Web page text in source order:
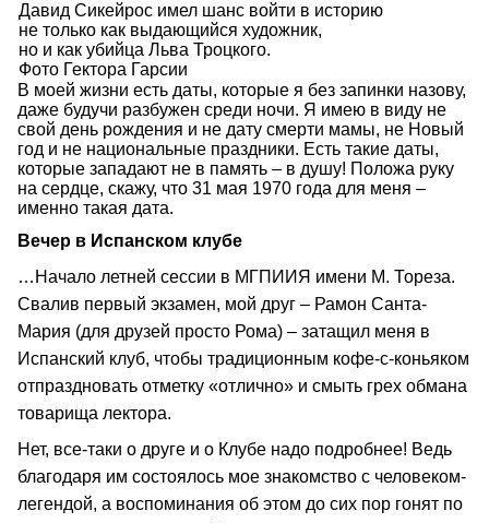
Давид Сикейрос имел шанс войти в историю
не только как выдающийся художник,
но и как убийца Льва Троцкого.
Фото Гектора Гарсии
В моей жизни есть даты, которые я без запинки назову,
даже будучи разбужен среди ночи. Я имею в виду не
свой день рождения и не дату смерти мамы, не Новый
год и не национальные праздники. Есть такие даты,
которые западают не в память – в душу! Положа руку
на сердце, скажу, что 31 мая 1970 года для меня –
именно такая дата.
Вечер в Испанском клубе
…Начало летней сессии в МГПИИЯ имени М. Тореза.
Свалив первый экзамен, мой друг – Рамон Санта-
Мария (для друзей просто Рома) – затащил меня в
Испанский клуб, чтобы традиционным кофе-с-коньяком
отпраздновать отметку «отлично» и смыть грех обмана
товарища лектора.
Нет, все-таки о друге и о Клубе надо подробнее! Ведь
благодаря им состоялось мое знакомство с человеком-
легендой, а воспоминания об этом до сих пор гонят по